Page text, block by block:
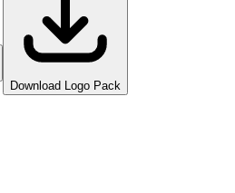
Download Logo Pack